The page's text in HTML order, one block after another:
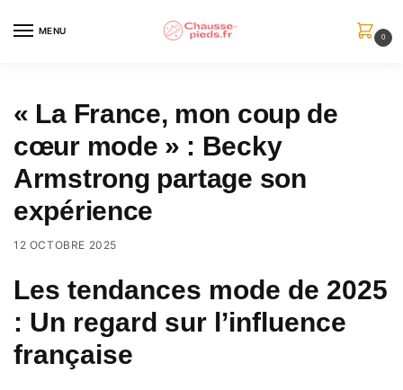
MENU
0
« La France, mon coup de
cœur mode » : Becky
Armstrong partage son
expérience
12 OCTOBRE 2025
Les tendances mode de 2025
: Un regard sur l’influence
française